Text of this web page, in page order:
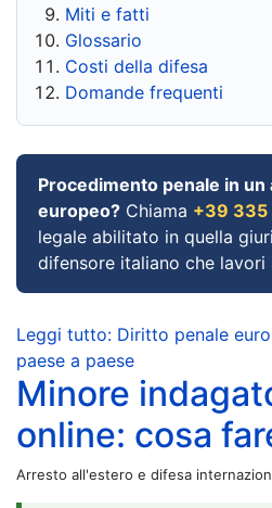
Miti e fatti
Glossario
Costi della difesa
Domande frequenti
Procedimento penale in un
europeo? Chiama +39
legale abilitato in quella
difensore italiano che lavori
Leggi tutto: Diritto penale
paese a paese
Minore
online: cosa
Arresto all'estero e difesa